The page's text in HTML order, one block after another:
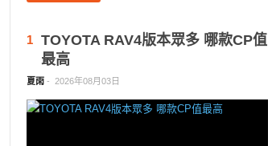
1
TOYOTA RAV4版本眾多 哪款CP值
最高
夏雨 - 2026年08月03日